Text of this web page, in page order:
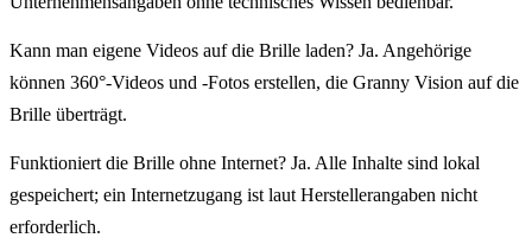
Kann man eigene Videos auf die Brille laden? Ja. Angehörige
können 360°-Videos und -Fotos erstellen, die Granny Vision auf die
Brille überträgt.
Funktioniert die Brille ohne Internet? Ja. Alle Inhalte sind lokal
gespeichert; ein Internetzugang ist laut Herstellerangaben nicht
erforderlich.